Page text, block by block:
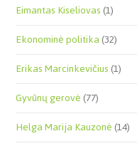
Eimantas Kiseliovas(1)
Ekonominė politika(32)
Erikas Marcinkevičius(1)
Gyvūnų gerovė(77)
Helga Marija Kauzonė(14)